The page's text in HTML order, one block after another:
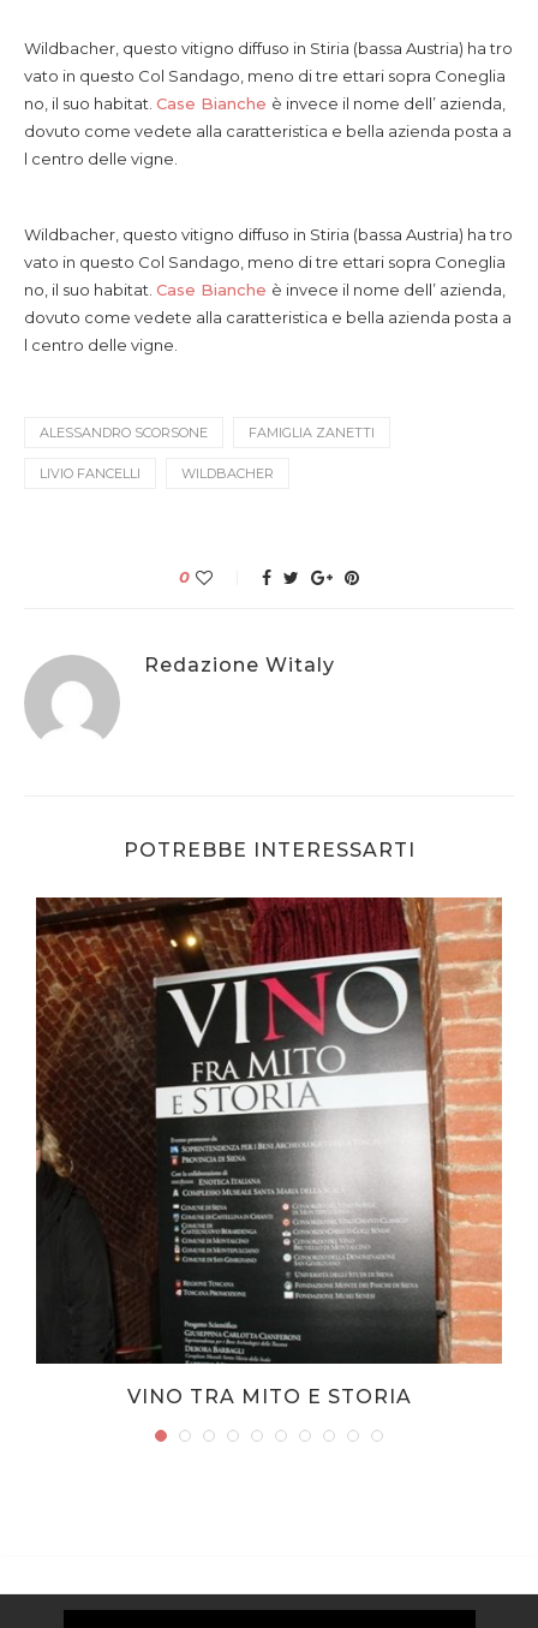
Wildbacher, questo vitigno diffuso in Stiria (bassa Austria) ha tro
vato in questo Col Sandago, meno di tre ettari sopra Coneglia
no, il suo habitat. Case Bianche è invece il nome dell’ azienda,
dovuto come vedete alla caratteristica e bella azienda posta a
l centro delle vigne.
Wildbacher, questo vitigno diffuso in Stiria (bassa Austria) ha tro
vato in questo Col Sandago, meno di tre ettari sopra Coneglia
no, il suo habitat. Case Bianche è invece il nome dell’ azienda,
dovuto come vedete alla caratteristica e bella azienda posta a
l centro delle vigne.
ALESSANDRO SCORSONE FAMIGLIA ZANETTI
LIVIO FANCELLI WILDBACHER
0
Redazione Witaly
POTREBBE INTERESSARTI
VINO TRA MITO E STORIA